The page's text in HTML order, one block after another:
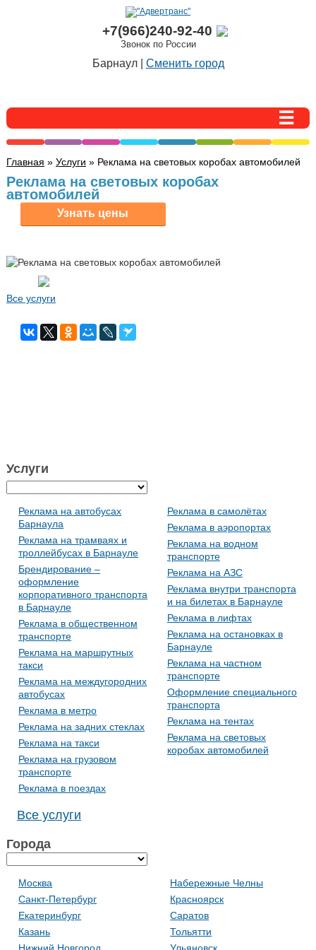
+7(966)240-92-40
Звонок по России
Барнаул | Сменить город
Главная » Услуги » Реклама на световых коробах автомобилей
Реклама на световых коробах
автомобилей
Все услуги
Услуги
Реклама на автобусах
Барнаула
Реклама на трамваях и
троллейбусах в Барнауле
Брендирование –
оформление
корпоративного транспорта
в Барнауле
Реклама в общественном
транспорте
Реклама на маршрутных
такси
Реклама на междугородних
автобусах
Реклама в метро
Реклама на задних стеклах
Реклама на такси
Реклама на грузовом
транспорте
Реклама в поездах
Реклама в самолётах
Реклама в аэропортах
Реклама на водном
транспорте
Реклама на АЗС
Реклама внутри транспорта
и на билетах в Барнауле
Реклама в лифтах
Реклама на остановках в
Барнауле
Реклама на частном
транспорте
Оформление специального
транспорта
Реклама на тентах
Реклама на световых
коробах автомобилей
Все услуги
Города
Москва
Санкт-Петербург
Екатеринбург
Казань
Набережные Челны
Красноярск
Саратов
Тольятти